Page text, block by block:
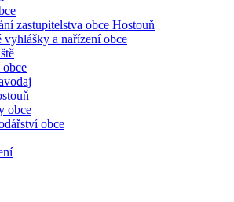
zastupitelstva obce Hostouň
vyhlášky a nařízení obce
obce
obce